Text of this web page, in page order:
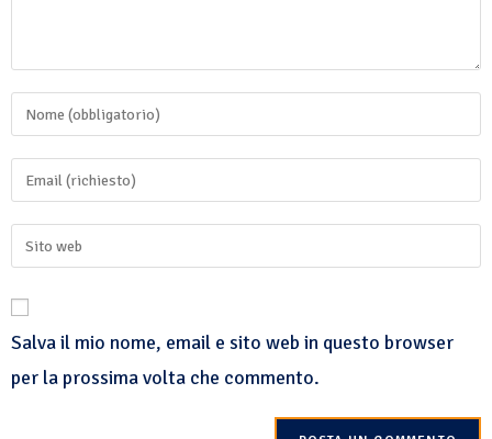
Salva il mio nome, email e sito web in questo browser
per la prossima volta che commento.